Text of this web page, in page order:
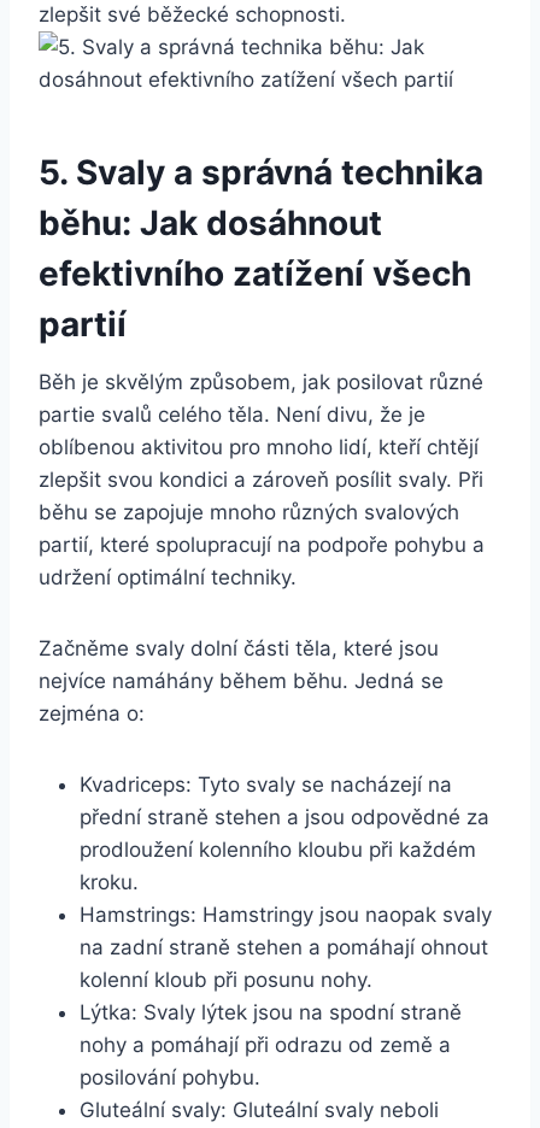
zlepšit své běžecké schopnosti.
5. Svaly a správná technika
běhu: Jak dosáhnout
efektivního zatížení všech
partií
Běh je skvělým způsobem, jak posilovat různé
partie svalů celého těla. Není divu, že je
oblíbenou aktivitou pro mnoho lidí, kteří chtějí
zlepšit svou kondici a zároveň posílit svaly. Při
běhu se zapojuje mnoho různých svalových
partií, které spolupracují na podpoře pohybu a
udržení optimální techniky.
Začněme svaly dolní části těla, které jsou
nejvíce namáhány během běhu. Jedná se
zejména o:
Kvadriceps: Tyto svaly se nacházejí na
přední straně stehen a jsou odpovědné za
prodloužení kolenního kloubu při každém
kroku.
Hamstrings: Hamstringy jsou naopak svaly
na zadní straně stehen a pomáhají ohnout
kolenní kloub při posunu nohy.
Lýtka: Svaly lýtek jsou na spodní straně
nohy a pomáhají při odrazu od země a
posilování pohybu.
Gluteální svaly: Gluteální svaly neboli